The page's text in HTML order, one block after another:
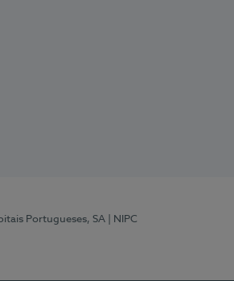
Portugueses, SA
| NIPC